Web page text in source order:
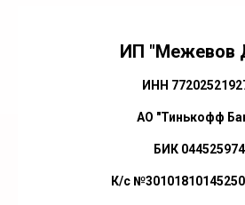
ИП "Межевов
ИНН
АО "Тинькофф
БИК 044525974
К/с